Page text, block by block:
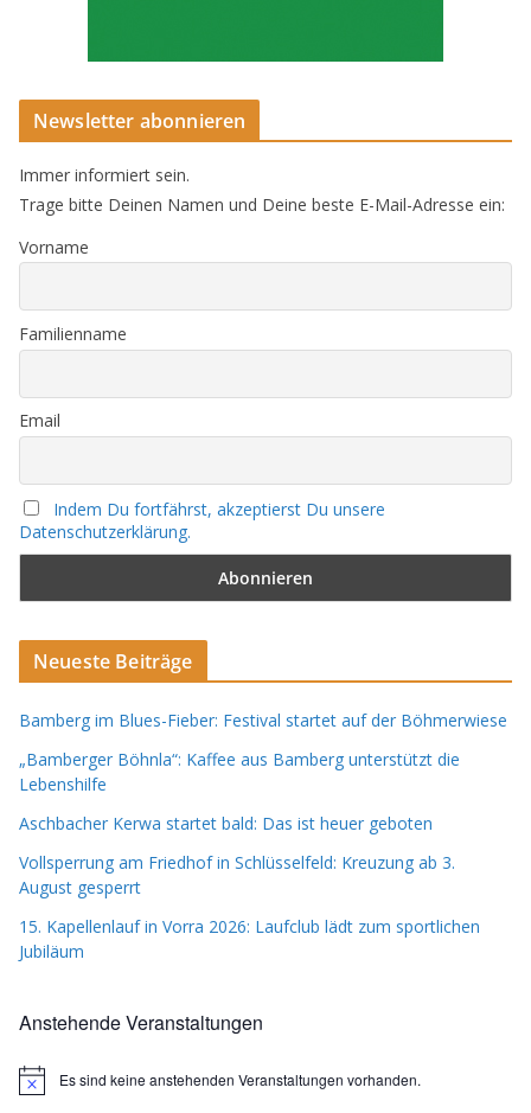
Newsletter abonnieren
Immer informiert sein.
Trage bitte Deinen Namen und Deine beste E-Mail-Adresse ein:
Vorname
Familienname
Email
Indem Du fortfährst, akzeptierst Du unsere
Datenschutzerklärung.
Neueste Beiträge
Bamberg im Blues-Fieber: Festival startet auf der Böhmerwiese
„Bamberger Böhnla“: Kaffee aus Bamberg unterstützt die
Lebenshilfe
Aschbacher Kerwa startet bald: Das ist heuer geboten
Vollsperrung am Friedhof in Schlüsselfeld: Kreuzung ab 3.
August gesperrt
15. Kapellenlauf in Vorra 2026: Laufclub lädt zum sportlichen
Jubiläum
Anstehende Veranstaltungen
H
Es sind keine anstehenden Veranstaltungen vorhanden.